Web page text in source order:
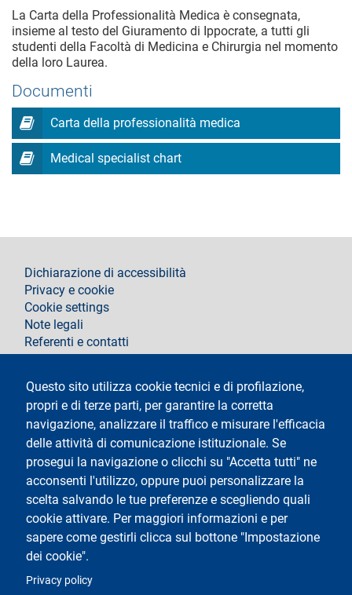
La Carta della Professionalità Medica è consegnata,
insieme al testo del Giuramento di Ippocrate, a tutti gli
studenti della Facoltà di Medicina e Chirurgia nel momento
della loro Laurea.
Documenti
Carta della professionalità medica
Medical specialist chart
Questo sito utilizza cookie tecnici e di profilazione,
propri e di terze parti, per garantire la corretta
navigazione, analizzare il traffico e misurare l'efficacia
delle attività di comunicazione istituzionale. Se
prosegui la navigazione o clicchi su "Accetta tutti" ne
acconsenti l'utilizzo, oppure puoi personalizzare la
scelta salvando le tue preferenze e scegliendo quali
cookie attivare. Per maggiori informazioni e per
sapere come gestirli clicca sul bottone "Impostazione
dei cookie".
Privacy policy
footer
Dichiarazione di accessibilità
Privacy e cookie
Cookie settings
Note legali
Referenti e contatti
Testo
Università degli Studi di Milano
Via Festa del Perdono 7 - 20122 Milano
Tel.+39 02 5032 5032
Posta elettronica certificata
Logo